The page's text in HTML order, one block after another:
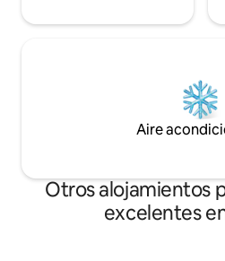
Aire
Otros alojamientos
excelentes